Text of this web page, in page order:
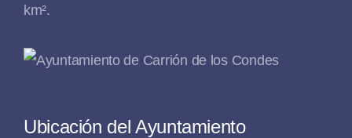
km².
Ubicación del Ayuntamiento